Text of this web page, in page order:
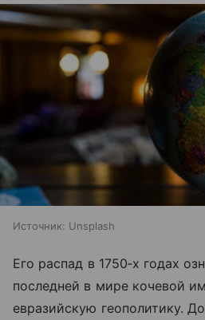
Источник: Unsplash
Его распад в 1750‑х годах
последней в мире кочевой
евразийскую геополитику.